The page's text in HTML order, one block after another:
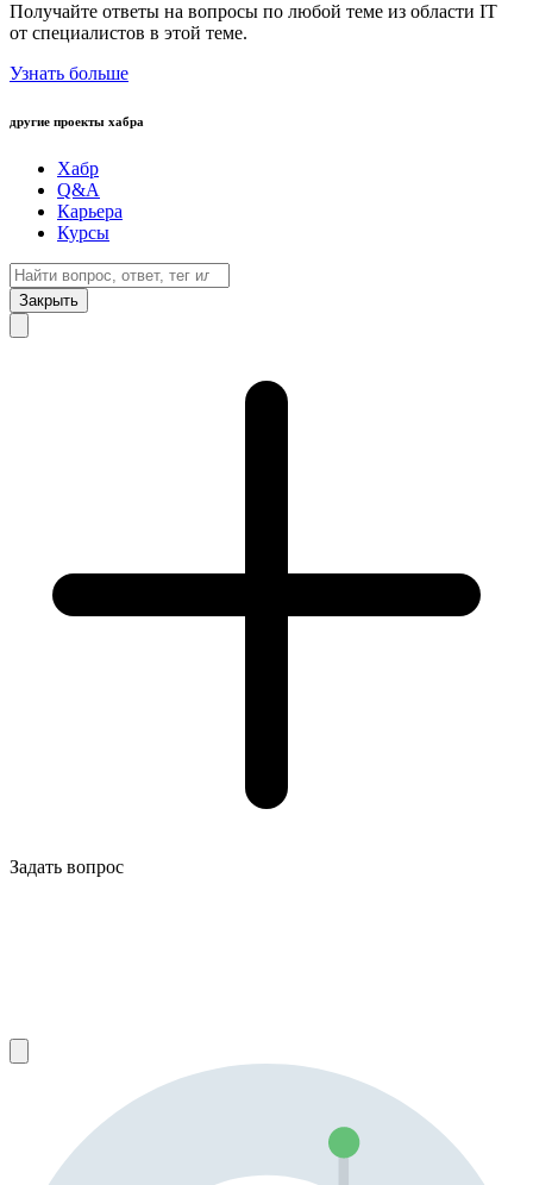
Получайте ответы на вопросы по любой теме из области IT
от специалистов в этой теме.
Узнать больше
другие проекты хабра
Хабр
Q&A
Карьера
Курсы
Закрыть
Задать вопрос